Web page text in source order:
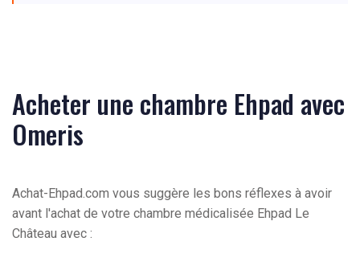
Acheter une chambre Ehpad avec
Omeris
Achat-Ehpad.com vous suggère les bons réflexes à avoir
avant l'achat de votre chambre médicalisée Ehpad Le
Château avec :